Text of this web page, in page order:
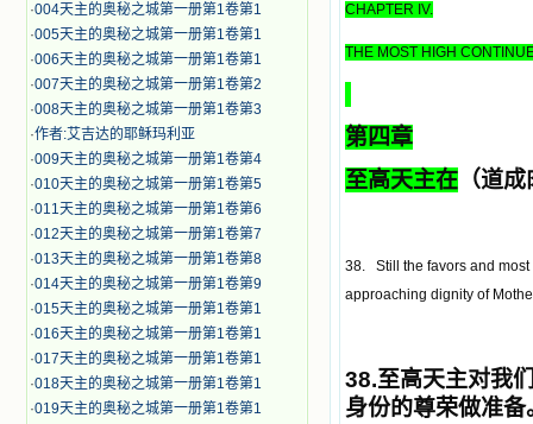
·004天主的奥秘之城第一册第1卷第1
·005天主的奥秘之城第一册第1卷第1
·006天主的奥秘之城第一册第1卷第1
·007天主的奥秘之城第一册第1卷第2
·008天主的奥秘之城第一册第1卷第3
·作者:艾吉达的耶稣玛利亚
·009天主的奥秘之城第一册第1卷第4
·010天主的奥秘之城第一册第1卷第5
·011天主的奥秘之城第一册第1卷第6
·012天主的奥秘之城第一册第1卷第7
·013天主的奥秘之城第一册第1卷第8
·014天主的奥秘之城第一册第1卷第9
·015天主的奥秘之城第一册第1卷第1
·016天主的奥秘之城第一册第1卷第1
·017天主的奥秘之城第一册第1卷第1
·018天主的奥秘之城第一册第1卷第1
·019天主的奥秘之城第一册第1卷第1
CHAPTER IV.
THE MOST HIGH
第四章
至高天主在 （道成
38. Still the favors and most
approaching dignity of
38.至高天主对我
身份的尊荣做准备